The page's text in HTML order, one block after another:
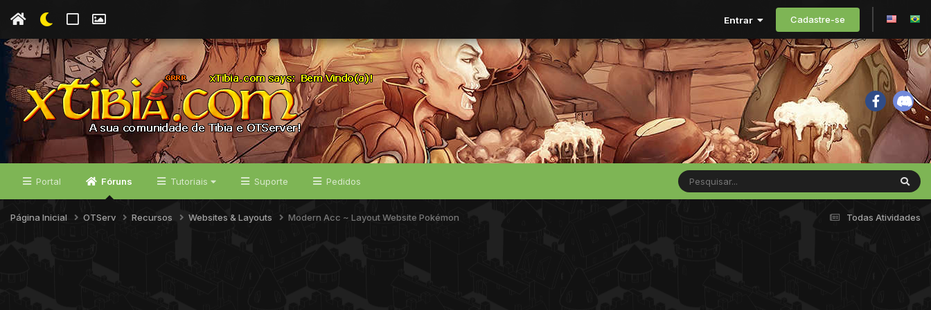
Entrar Cadastre-se
Portal Fóruns Tutoriais Suporte Pedidos
Todas Atividades
Página Inicial OTServ Recursos Websites & Layouts Modern Acc ~ Layout Website Pokémon